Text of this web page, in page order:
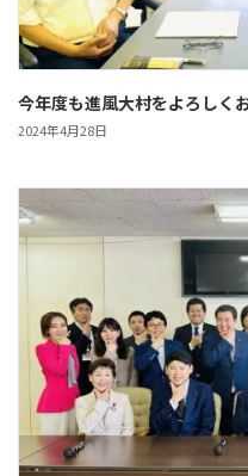
今年度も進風大村をよろしく
2024年4月28日